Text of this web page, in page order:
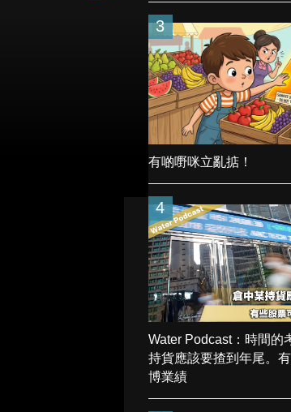
3
有啲嘢咪立亂掂！
4
Water Podcast：時間的
持貨應該要揸到年尾。
博業績